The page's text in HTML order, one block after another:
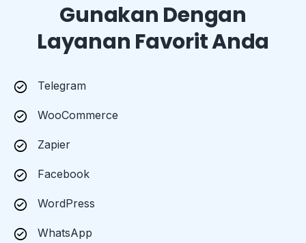
Gunakan Dengan
Layanan Favorit Anda
Telegram
WooCommerce
Zapier
Facebook
WordPress
WhatsApp